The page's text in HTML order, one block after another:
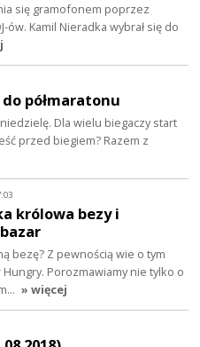
się gramofonem poprzez
Kamil Nieradka wybrał się do
półmaratonu
Dla wielu biegaczy start
przed biegiem? Razem z
królowa bezy i
bezę? Z pewnością wie o tym
Porozmawiamy nie tylko o
» więcej